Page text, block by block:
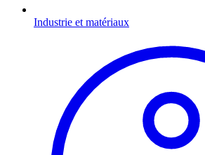
Industrie et matériaux